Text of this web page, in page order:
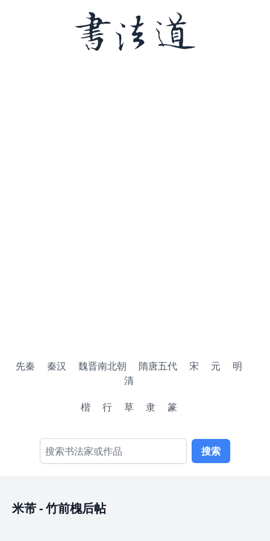
先秦 秦汉 魏晋南北朝 隋唐五代 宋 元
明
清
楷
行 草 隶 篆
搜索
米芾-竹前槐后帖